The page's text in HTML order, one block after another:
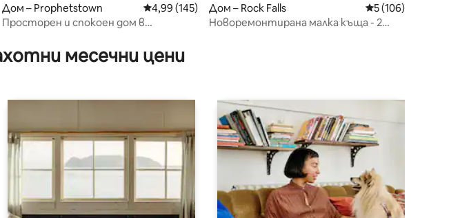
4,9 от 5, 39 отзива
Дом – Prophetstown Средна оценка: 4,99 от 5, 145 отзива
4,99 (145)
Просторен и спокоен дом в
Дом – Rock Falls Средна оценка: 5
5 (106)
Новоремонтирана малка къща - 2
месечни цени